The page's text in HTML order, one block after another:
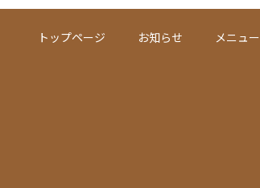
トップページ お知らせ メニュー